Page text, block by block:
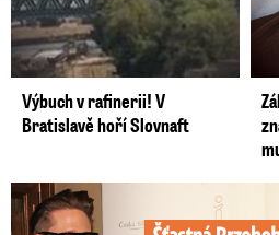
Výbuch v rafinerii! V
Bratislavě hoří Slovnaft
Šťastná Brzobohatá se pochlubila